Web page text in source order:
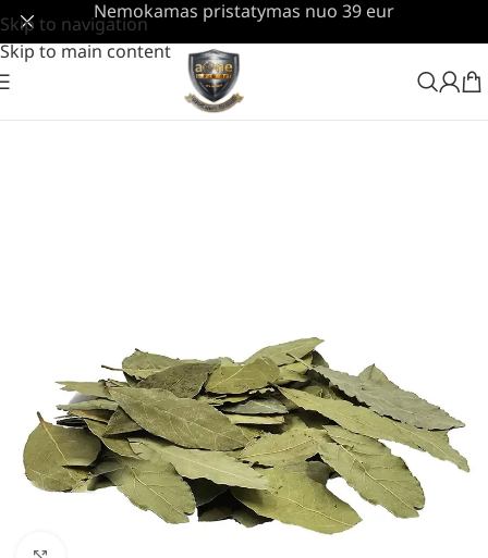
Skip to navigation
Skip to main content
Nemokamas pristatymas nuo 39 eur